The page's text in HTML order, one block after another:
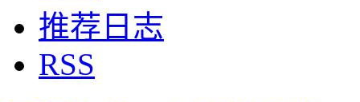
推荐日志
RSS